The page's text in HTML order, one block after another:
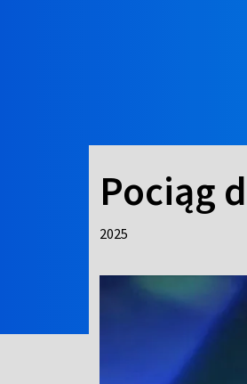
Pociąg
2025